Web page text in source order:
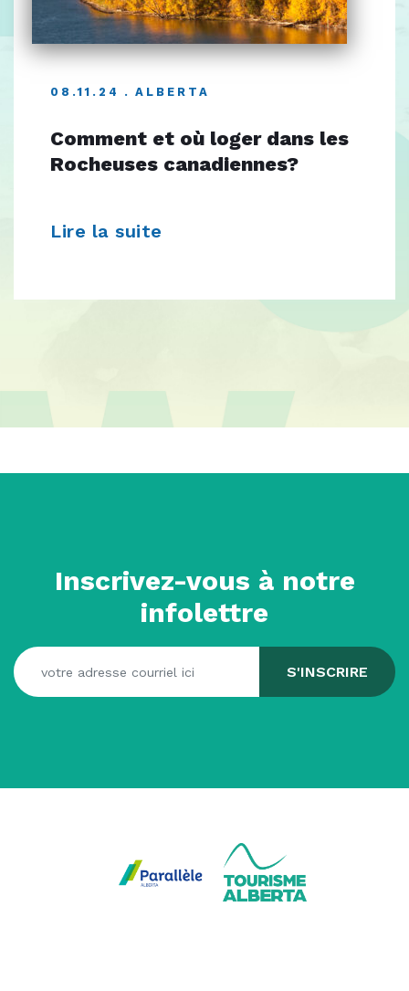
08.11.24 ALBERTA
Comment et où loger dans les
Rocheuses canadiennes?
Lire la suite
Inscrivez-vous à notre
infolettre